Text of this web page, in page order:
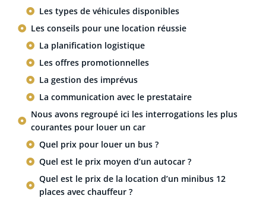
Les types de véhicules disponibles
Les conseils pour une location réussie
La planification logistique
Les offres promotionnelles
La gestion des imprévus
La communication avec le prestataire
Nous avons regroupé ici les interrogations les plus
courantes pour louer un car
Quel prix pour louer un bus ?
Quel est le prix moyen d’un autocar ?
Quel est le prix de la location d’un minibus 12
places avec chauffeur ?